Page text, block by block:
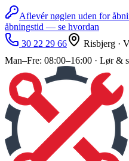
Aflevér nøglen uden for
åbningstid — se hvordan
30 22 29 66
Risbjerg ·
Man–Fre: 08:00–16:00 · Lør &